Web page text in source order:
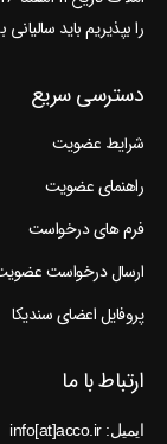
را بپذیریم باید
دسترسی سریع
شرایط عضویت
راهنمای عضویت
فرم های درخواست
ارسال درخواست
پروفایل اعضای سندیکا
ارتباط با ما
ایمیل: info[at]acco.ir